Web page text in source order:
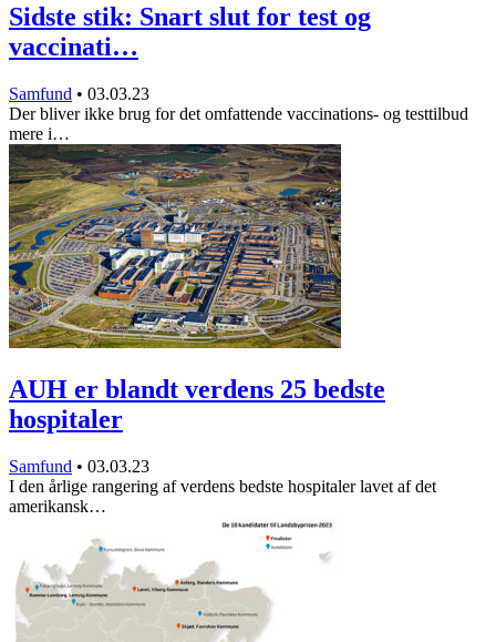
Sidste stik: Snart slut for test og
vaccinati…
Samfund • 03.03.23
Der bliver ikke brug for det omfattende vaccinations- og testtilbud
mere i…
AUH er blandt verdens 25 bedste
hospitaler
Samfund • 03.03.23
I den årlige rangering af verdens bedste hospitaler lavet af det
amerikansk…